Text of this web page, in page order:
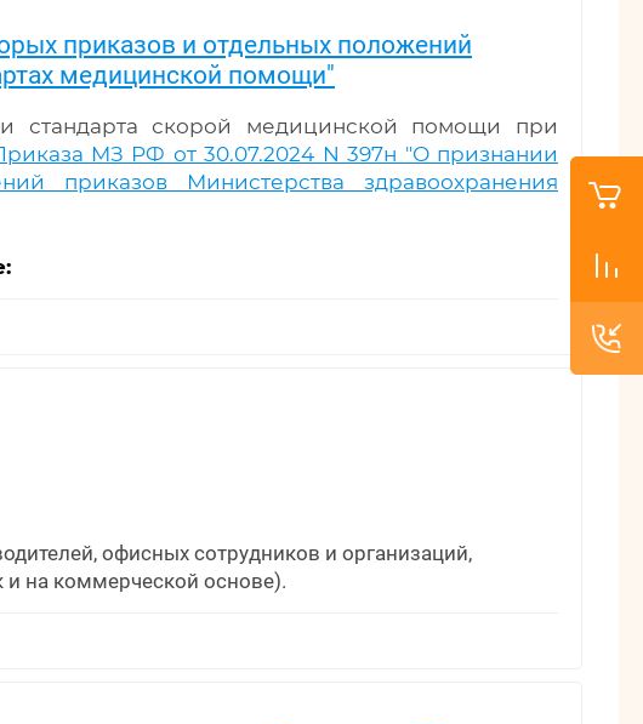
приказов и отдельных положений
медицинской помощи"
стандарта скорой медицинской помощи при
МЗ РФ от 30.07.2024 N 397н "О признании
приказов Министерства здравоохранения
офисных сотрудников и организаций,
и на коммерческой основе).